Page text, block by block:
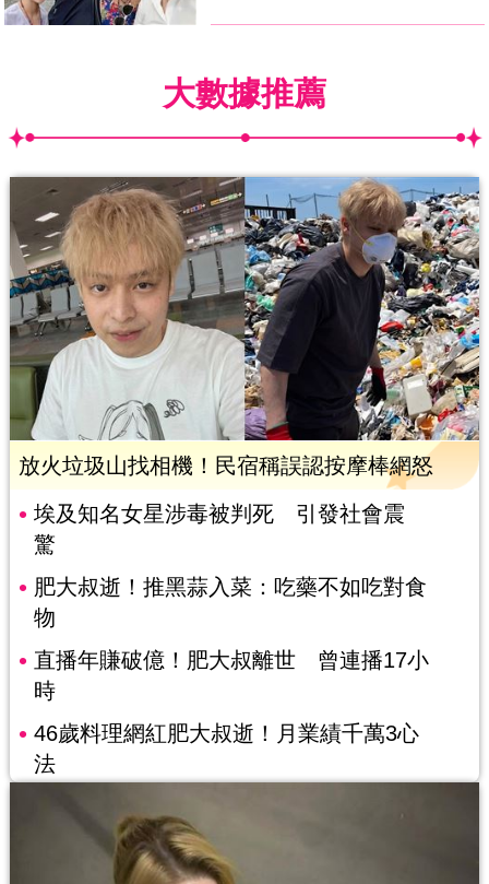
大數據推薦
放火垃圾山找相機！民宿稱誤認按摩棒網怒
埃及知名女星涉毒被判死 引發社會震
驚
肥大叔逝！推黑蒜入菜：吃藥不如吃對食
物
直播年賺破億！肥大叔離世 曾連播17小
時
46歲料理網紅肥大叔逝！月業績千萬3心
法